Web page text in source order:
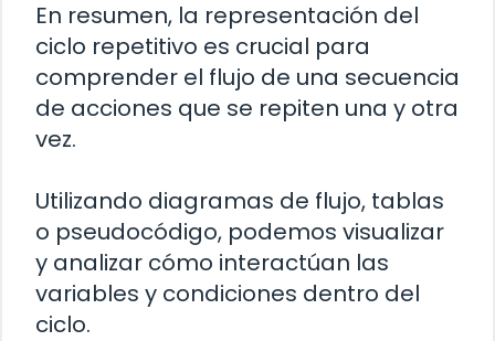
En resumen, la representación del
ciclo repetitivo es crucial para
comprender el flujo de una secuencia
de acciones que se repiten una y otra
vez.
Utilizando diagramas de flujo, tablas
o pseudocódigo, podemos visualizar
y analizar cómo interactúan las
variables y condiciones dentro del
ciclo.